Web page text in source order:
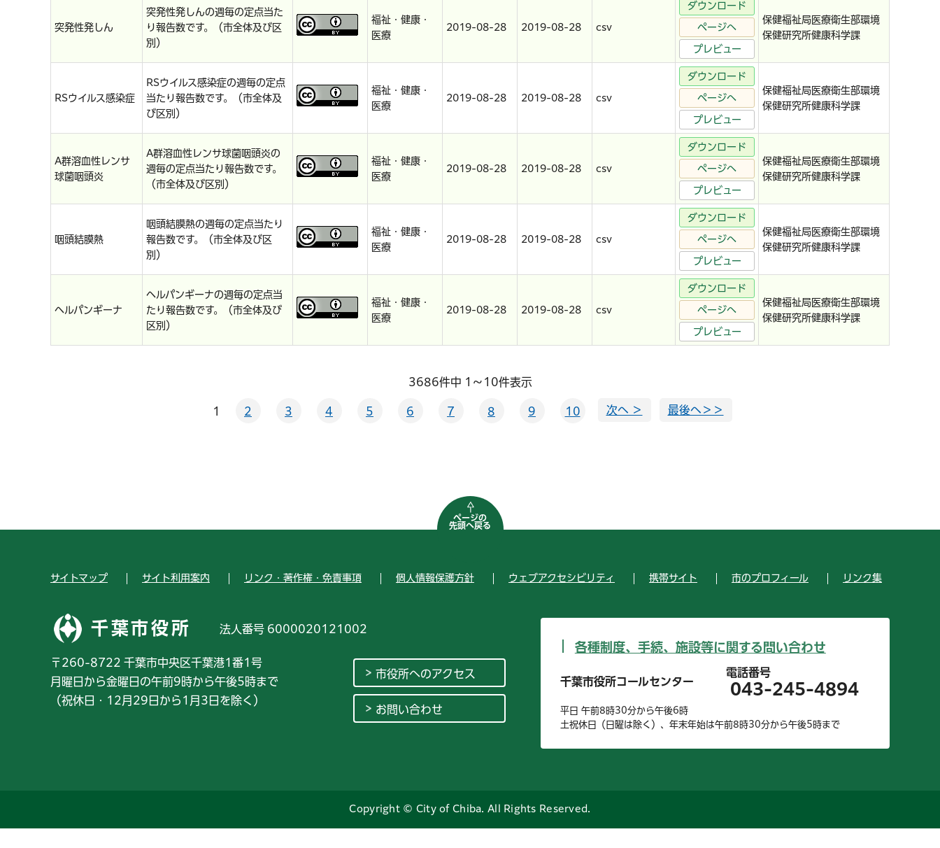
突発性発しん
突発性発しんの週毎の定点当た
り報告数です。（市全体及び区
別）
福祉・健康・
医療
2019-08-28 2019-08-28 csv
ダウンロード
ページへ
プレビュー
保健福祉局医療衛生部環境
保健研究所健康科学課
RSウイルス感染症
RSウイルス感染症の週毎の定点
当たり報告数です。（市全体及
び区別）
福祉・健康・
医療
2019-08-28 2019-08-28 csv
ダウンロード
ページへ
プレビュー
保健福祉局医療衛生部環境
保健研究所健康科学課
A群溶血性レンサ
球菌咽頭炎
A群溶血性レンサ球菌咽頭炎の
週毎の定点当たり報告数です。
（市全体及び区別）
福祉・健康・
医療
2019-08-28 2019-08-28 csv
ダウンロード
ページへ
プレビュー
保健福祉局医療衛生部環境
保健研究所健康科学課
咽頭結膜熱
咽頭結膜熱の週毎の定点当たり
報告数です。（市全体及び区
別）
福祉・健康・
医療
2019-08-28 2019-08-28 csv
ダウンロード
ページへ
プレビュー
保健福祉局医療衛生部環境
保健研究所健康科学課
ヘルパンギーナ
ヘルパンギーナの週毎の定点当
たり報告数です。（市全体及び
区別）
福祉・健康・
医療
2019-08-28 2019-08-28 csv
ダウンロード
ページへ
プレビュー
保健福祉局医療衛生部環境
保健研究所健康科学課
3686件中 1～10件表示
1 2 3 4 5 6 7 8 9 10 次へ ＞ 最後へ＞＞
ページの
先頭へ戻る
サイトマップ サイト利用案内 リンク・著作権・免責事項 個人情報保護方針 ウェブアクセシビリティ 携帯サイト 市のプロフィール リンク集
千葉市役所 法人番号 6000020121002
〒260-8722 千葉市中央区千葉港1番1号
月曜日から金曜日の午前9時から午後5時まで
（祝休日・12月29日から1月3日を除く）
市役所へのアクセス
お問い合わせ
各種制度、手続、施設等に関する問い合わせ
千葉市役所コールセンター
電話番号
043-245-4894
平日 午前8時30分から午後6時
土祝休日（日曜は除く）、年末年始は午前8時30分から午後5時まで
Copyright © City of Chiba. All Rights Reserved.